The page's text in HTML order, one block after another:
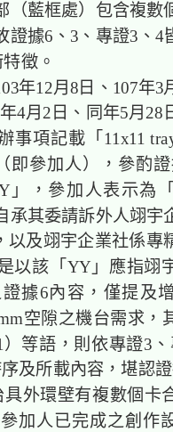
（藍框處）包含複數
證據6、3、專證3、4
徵。
12月8日、107年3
4月2日、同年5月28
事項記載「11x11
即參加人），參酌
」，參加人表示為
承其委請訴外人翊宇
以及翊宇企業社係專
以該「YY」應指翊
據6內容，僅提及
空隙之機台需求，
等語，則依專證3
及所載內容，堪認
外環壁有複數個卡
加人已完成之創作